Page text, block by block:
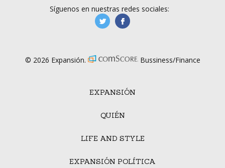
EXPANSIÓN
QUIÉN
LIFE AND STYLE
EXPANSIÓN POLÍTICA
Síguenos en nuestras redes sociales:
manufacturaGE
© 2026 Expansión. Bussiness/Finance